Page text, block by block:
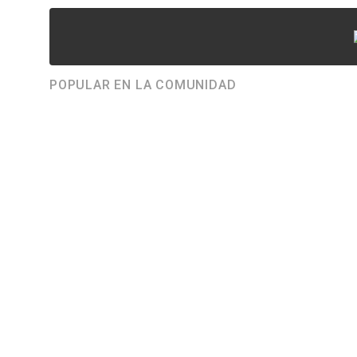
POPULAR EN LA COMUNIDAD